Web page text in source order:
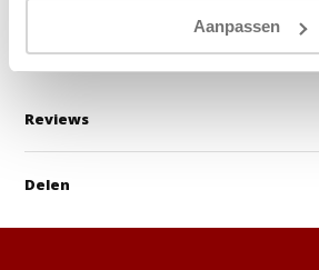
Aanpassen
Reviews
Delen